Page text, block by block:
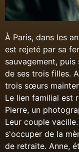
À Paris, dans les
est rejeté par sa
sauvagement,
de ses trois filles.
trois sœurs
Le lien familial est
Pierre, un
Leur couple
s'occuper de la
de retraite. Anne,